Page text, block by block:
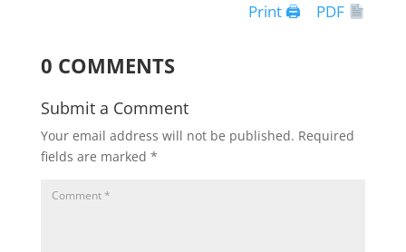
Print 🖨 PDF
0 COMMENTS
Submit a Comment
Your email address will not be published. Required
fields are marked *